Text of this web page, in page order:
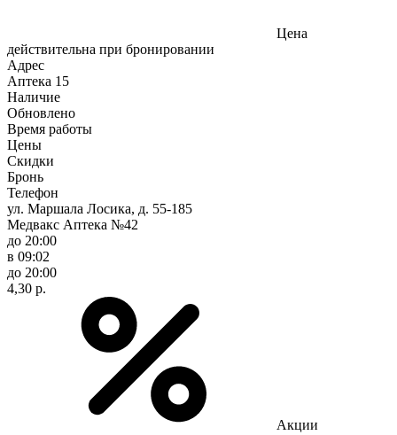
Цена
действительна при бронировании
Адрес
Аптека 15
Наличие
Обновлено
Время работы
Цены
Скидки
Бронь
Телефон
ул. Маршала Лосика, д. 55-185
Медвакс Аптека №42
до 20:00
в 09:02
до 20:00
4,30 р.
Акции